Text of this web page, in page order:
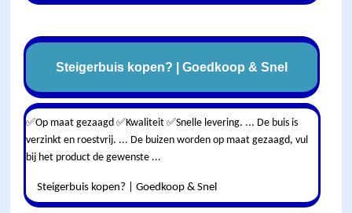
Steigerbuis kopen? | Goedkoop & Snel
✅Op maat gezaagd ✅Kwaliteit ✅Snelle levering. ... De buis is
verzinkt en roestvrij. ... De buizen worden op maat gezaagd, vul
bij het product de gewenste ...
Steigerbuis kopen? | Goedkoop & Snel